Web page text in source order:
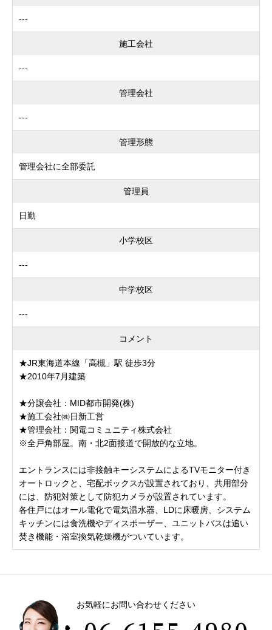
---
施工会社
---
管理会社
---
管理形態
管理会社に全部委託
管理員
日勤
小学校区
---
中学校区
---
コメント
★JR東海道本線「高槻」駅 徒歩3分
★2010年7月建築
★分譲会社：MID都市開発(株)
★施工会社㈱日新工営
★管理会社：関電コミュニティ株式会社
※全戸角部屋。南・北2面接道で開放的な立地。
エントランスには非接触キーシステムによるTVモニター付き
オートロックと、宅配ボックスが設置されており、共用部分
には、防犯対策として防犯カメラが設置されています。
各住戸にはオール電化で電気温水器、LDに床暖房、システム
キッチンには食洗機やディスポーザー、ユニットバスは追い
焚き機能・浴室換気乾燥機がついています。
お気軽にお問い合わせください